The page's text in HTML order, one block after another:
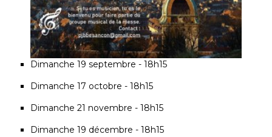
Dimanche 19 septembre - 18h15
Dimanche 17 octobre - 18h15
Dimanche 21 novembre - 18h15
Dimanche 19 décembre - 18h15